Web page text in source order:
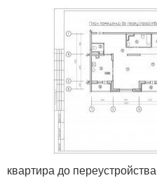
квартира до переустройства